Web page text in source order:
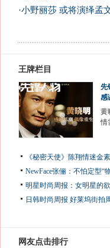
·小野丽莎 或将演绎孟
王牌栏目
先
感
黄
情
《秘密天使》陈翔情迷金
NewFace张俪：不怕定型“
明星时尚周报：女明星的
日韩时尚周报 好莱坞街拍
网友点击排行